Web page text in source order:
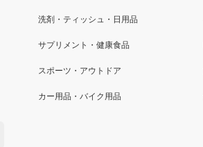
洗剤・ティッシュ・日用品
サプリメント・健康食品
スポーツ・アウトドア
カー用品・バイク用品